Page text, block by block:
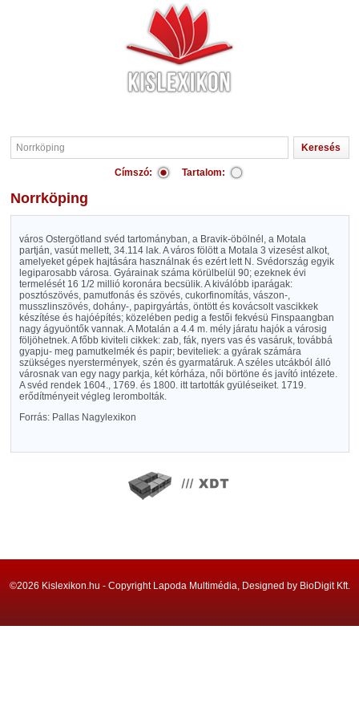
Címszó: Tartalom:
Norrköping
város Ostergötland svéd tartományban, a Bravik-öbölnél, a Motala
partján, vasút mellett, 34.114 lak. A város fölött a Motala 3 vizesést alkot,
amelyeket gépek hajtására használnak és ezért lett N. Svédország egyik
legiparosabb városa. Gyárainak száma körülbelül 90; ezeknek évi
termelését 16 1/2 millió koronára becsülik. A kiválóbb iparágak:
posztószövés, pamutfonás és szövés, cukorfinomítás, vászon-,
musszlinszövés, dohány-, papirgyártás, öntött és kovácsolt vascikkek
készítése és hajóépítés; közelében pedig a festői fekvésü Finspaangban
nagy ágyuöntők vannak. A Motalán a 4.4 m. mély járatu hajók a városig
följöhetnek. A főbb kiviteli cikkek: zab, fák, nyers vas és vasáruk, továbbá
gyapju- meg pamutkelmék és papir; beviteliek: a gyárak számára
szükséges nyerstermények, szén és gyarmatáruk. A széles utcákból álló
városnak van egy nagy parkja, két kórháza, női börtöne és javító intézete.
A svéd rendek 1604., 1769. és 1800. itt tartották gyüléseiket. 1719.
erődítményeit végleg lerombolták.
Forrás: Pallas Nagylexikon
©2026 Kislexikon.hu - Copyright Lapoda Multimédia, Designed by BioDigit Kft.